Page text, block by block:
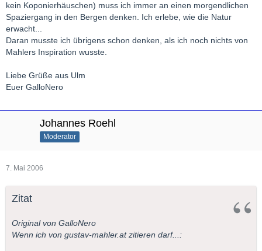
kein Koponierhäuschen) muss ich immer an einen morgendlichen
Spaziergang in den Bergen denken. Ich erlebe, wie die Natur
erwacht...
Daran musste ich übrigens schon denken, als ich noch nichts von
Mahlers Inspiration wusste.
Liebe Grüße aus Ulm
Euer GalloNero
Johannes Roehl
Moderator
7. Mai 2006
Zitat
Original von GalloNero
Wenn ich von gustav-mahler.at zitieren darf...: